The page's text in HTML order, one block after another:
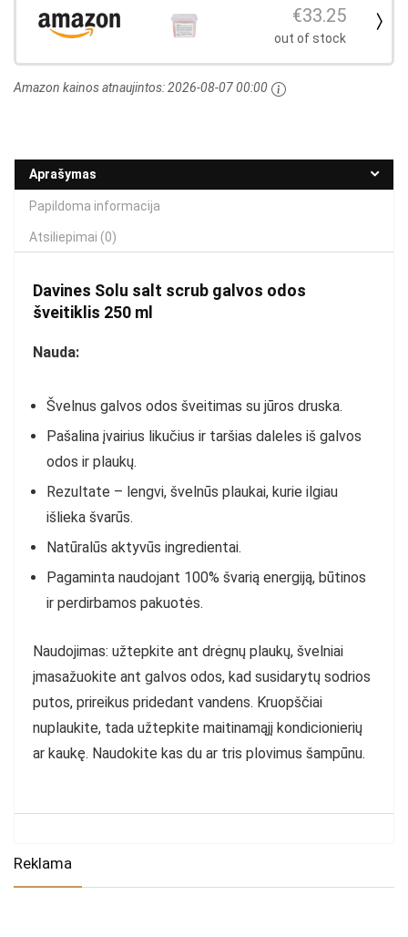
€33.25
out of stock
Amazon kainos atnaujintos:2026-08-07 00:00
Aprašymas
Papildoma informacija
Atsiliepimai (0)
Davines Solu salt scrub galvos odos
šveitiklis 250 ml
Nauda:
Švelnus galvos odos šveitimas su jūros druska.
Pašalina įvairius likučius ir taršias daleles iš galvos
odos ir plaukų.
Rezultate – lengvi, švelnūs plaukai, kurie ilgiau
išlieka švarūs.
Natūralūs aktyvūs ingredientai.
Pagaminta naudojant 100% švarią energiją, būtinos
ir perdirbamos pakuotės.
Naudojimas: užtepkite ant drėgnų plaukų, švelniai
įmasažuokite ant galvos odos, kad susidarytų sodrios
putos, prireikus pridedant vandens. Kruopščiai
nuplaukite, tada užtepkite maitinamąjį kondicionierių
ar kaukę. Naudokite kas du ar tris plovimus šampūnu.
Reklama